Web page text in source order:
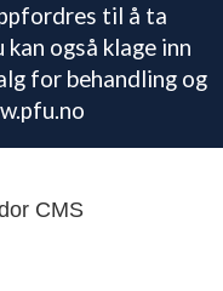
til å ta
også klage inn
for behandling og
CMS